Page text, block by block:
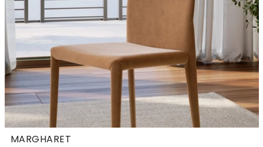
MARGHARET